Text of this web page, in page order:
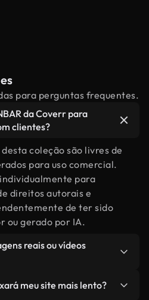
para perguntas frequentes.
da Coverr para
clientes?
coleção são livres de
para uso comercial.
para
direitos autorais e
de ter sido
ou gerado por IA.
reais ou vídeos
por humanos,
meu site mais lento?